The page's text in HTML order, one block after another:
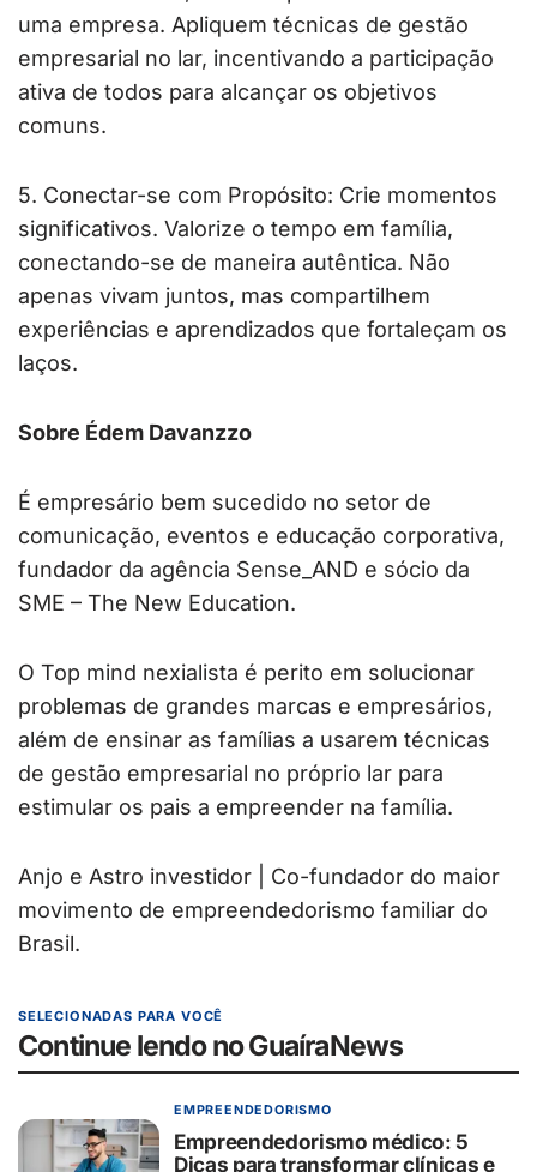
uma empresa. Apliquem técnicas de gestão
empresarial no lar, incentivando a participação
ativa de todos para alcançar os objetivos
comuns.
5. Conectar-se com Propósito: Crie momentos
significativos. Valorize o tempo em família,
conectando-se de maneira autêntica. Não
apenas vivam juntos, mas compartilhem
experiências e aprendizados que fortaleçam os
laços.
Sobre Édem Davanzzo
É empresário bem sucedido no setor de
comunicação, eventos e educação corporativa,
fundador da agência Sense_AND e sócio da
SME – The New Education.
O Top mind nexialista é perito em solucionar
problemas de grandes marcas e empresários,
além de ensinar as famílias a usarem técnicas
de gestão empresarial no próprio lar para
estimular os pais a empreender na família.
Anjo e Astro investidor | Co-fundador do maior
movimento de empreendedorismo familiar do
Brasil.
SELECIONADAS PARA VOCÊ
Continue lendo no GuaíraNews
EMPREENDEDORISMO
Empreendedorismo médico: 5
Dicas para transformar clínicas e